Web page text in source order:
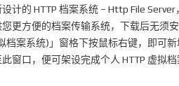
计的 HTTP 档案系统 – Http File
更方便的档案传输系统，下载后无须
档案系统)」窗格下按鼠标右键，即可
窗口，便可架设完成个人 HTTP 虚拟档